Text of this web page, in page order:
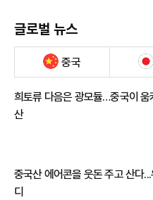
글로벌 뉴스
중국
희토류 다음은 광모듈…중국이 움
산
중국산 에어콘을 웃돈 주고 산다
디